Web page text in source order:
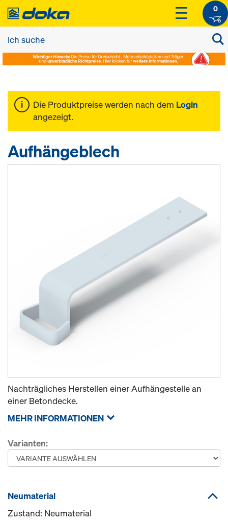
0
Die Produktpreise werden nach dem Login
angezeigt.
Aufhängeblech
Nachträgliches Herstellen einer Aufhängestelle an
einer Betondecke.
MEHR INFORMATIONEN
Varianten:
Neumaterial
Zustand: Neumaterial